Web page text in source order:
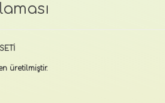
üretilmiştir.